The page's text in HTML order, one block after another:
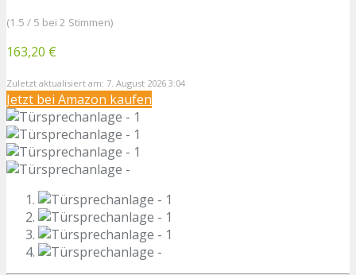
(1.5 / 5 bei 2 Stimmen)
163,20 €
Zuletzt aktualisiert am: 7. August 2026 3:04
Jetzt bei Amazon kaufen